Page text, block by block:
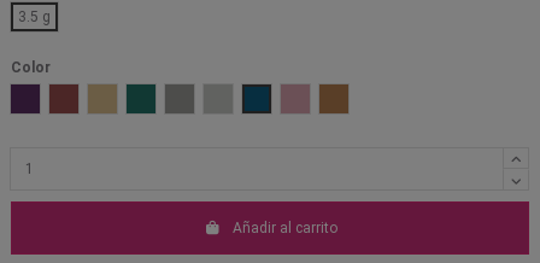
3.5 g
Color
Añadir al carrito